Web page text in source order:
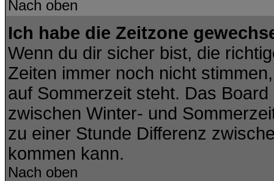
Nach oben
Ich habe die Zeitzone
Wenn du dir sicher bist, die
Zeiten immer noch nicht
auf Sommerzeit steht. Das
zwischen Winter- und
zu einer Stunde Differenz
kommen kann.
Nach oben